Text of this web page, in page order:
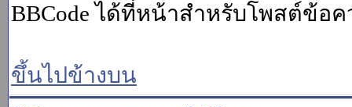
BBCode ได้ที่หน้าสำหรับโพสต์ข้อค
ขึ้นไปข้างบน